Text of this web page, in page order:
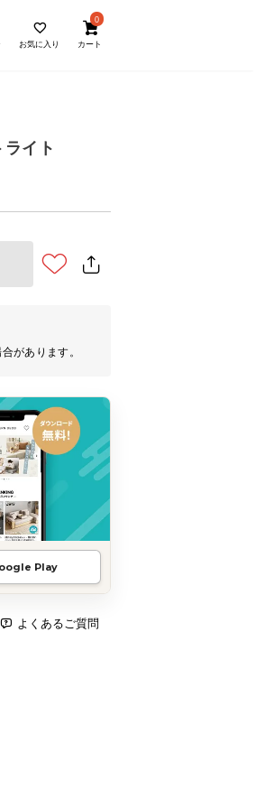
お気に入り
0
カート
イト
があります。
Play
よくあるご質問